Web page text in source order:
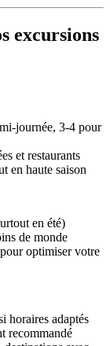
excursions
journée, 3-4 pour
et restaurants
en haute saison
en été)
de monde
optimiser votre
horaires adaptés
recommandé